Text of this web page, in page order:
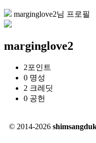
marginglove2님 프로필
marginglove2
2포인트
0 명성
2 크레딧
0 공헌
© 2014-2026